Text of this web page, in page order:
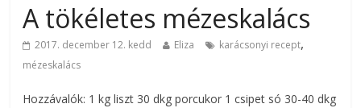
A tökéletes mézeskalács
2017. december 12. kedd Eliza karácsonyi recept,
mézeskalács
Hozzávalók: 1 kg liszt 30 dkg porcukor 1 csipet só 30-40 dkg